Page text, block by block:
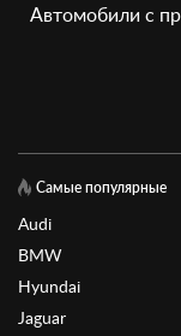
Автомобили с
Самые популярные
Audi
BMW
Hyundai
Jaguar